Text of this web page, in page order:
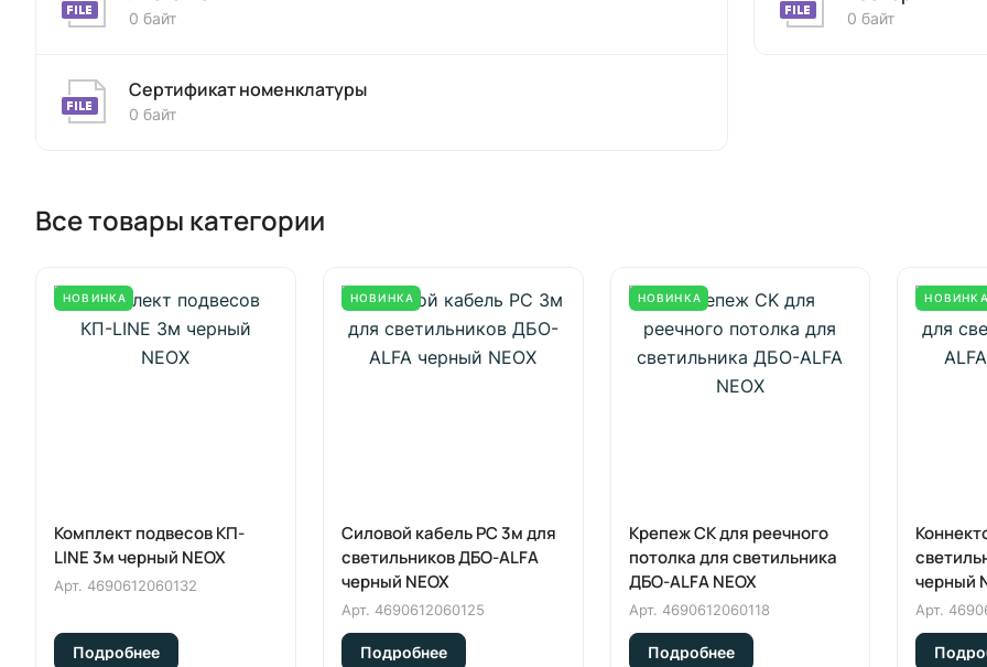
0 байт 0 байт
Сертификат номенклатуры
0 байт
Все товары категории
НОВИНКА
Комплект подвесов КП-
LINE 3м черный NEOX
Арт. 4690612060132
Подробнее
НОВИНКА
Силовой кабель PC 3м для
светильников ДБО-ALFA
черный NEOX
Арт. 4690612060125
Подробнее
НОВИНКА
Крепеж СK для реечного
потолка для светильника
ДБО-ALFA NEOX
Арт. 4690612060118
Подробнее
черный
Арт.